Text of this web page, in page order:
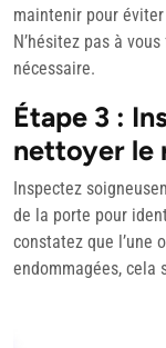
maintenir pour
N’hésitez pas à
nécessaire.
Étape 3 :
nettoyer le
Inspectez
de la porte pour
constatez que l’une
endommagées, cela